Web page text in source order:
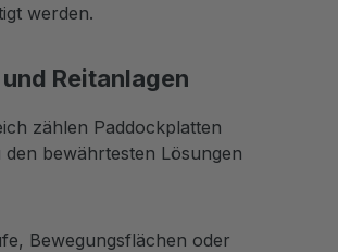
werden.
Reitanlagen
zählen Paddockplatten
bewährtesten Lösungen
Bewegungsflächen oder